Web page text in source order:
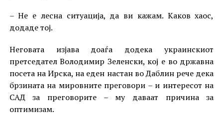
– Не е лесна ситуација, да ви кажам. Каков хаос,
додаде тој.
Неговата изјава доаѓа додека украинскиот
претседател Володимир Зеленски, кој е во државна
посета на Ирска, на еден настан во Даблин рече дека
брзината на мировните преговори – и интересот на
САД за преговорите – му даваат причина за
оптимизам.